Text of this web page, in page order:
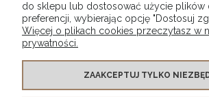
DOSTAWA I PŁATNOŚCI
ZWROTY
do sklepu lub dostosować użycie plików
preferencji, wybierając opcję "Dostosuj
Więcej o plikach cookies przeczytasz w
prywatności.
ZAAKCEPTUJ TYLKO